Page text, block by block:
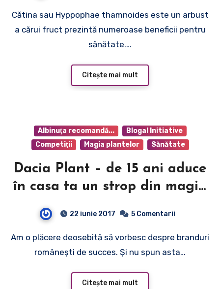
Cătina sau Hyppophae thamnoides este un arbust
a cărui fruct prezintă numeroase beneficii pentru
sănătate.…
Citește mai mult
Albinuţa recomandă...
Blogal Initiative
Competiţii
Magia plantelor Sănătate
Dacia Plant – de 15 ani aduce
în casa ta un strop din magia
22 iunie 2017 5 Comentarii
Am o plăcere deosebită să vorbesc despre branduri
românești de succes. Şi nu spun asta…
Citește mai mult